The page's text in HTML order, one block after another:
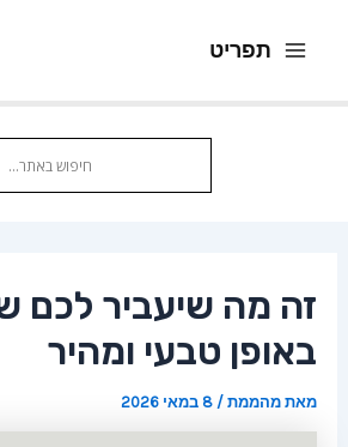
לתוכן
תפריט
זה מה שיעביר לכם
באופן טבעי ומהיר
מאתמהממת/8 במאי 2026